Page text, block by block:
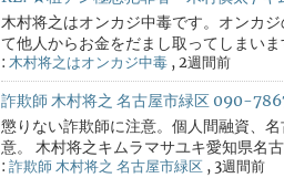
木村将之はオンカジ中毒です。オンカ
て他人からお金をだまし取ってしまい
: 木村将之はオンカジ中毒 ,2週間前
詐欺師 木村将之 名古屋市緑区 090-
懲りない詐欺師に注意。個人間融資、
意。 木村将之キムラマサユキ愛知県名
: 詐欺師 木村将之 名古屋市緑区 , 3週間前